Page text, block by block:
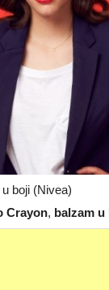
boji (Nivea)
Crayon, balzam u